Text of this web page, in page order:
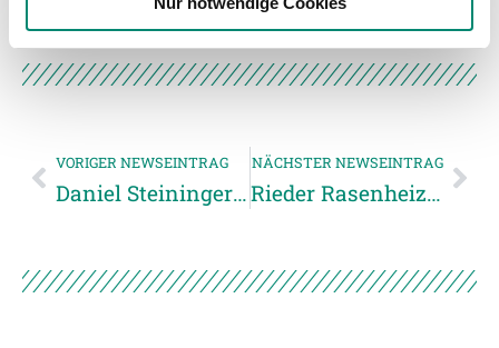
gesammelt haben.
Datenschutzerklärung.
VORIGER NEWSEINTRAG
Daniel Steininger verlässt die SV Josko Ried
NÄCHSTER NEWSEINTRAG
Rieder Rasenheizung bestand die erste Bewährungsprobe